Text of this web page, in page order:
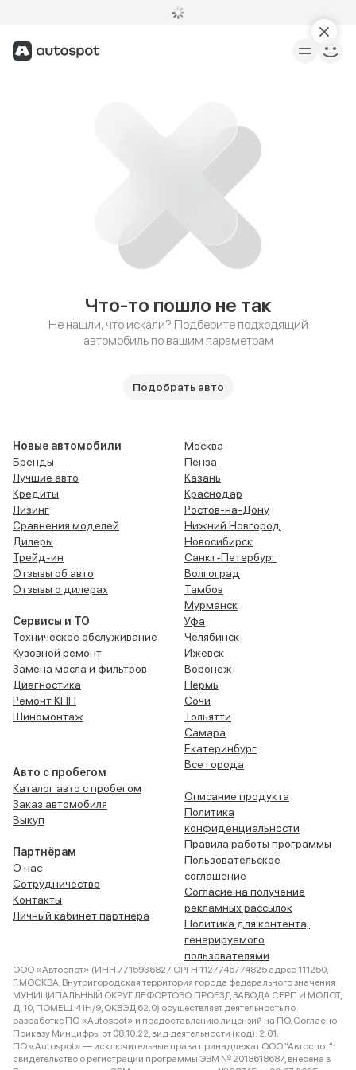
Что-то пошло не так
Не нашли, что искали? Подберите подходящий
автомобиль по вашим параметрам
Подобрать авто
Новые автомобили
Бренды
Лучшие авто
Кредиты
Лизинг
Сравнения моделей
Дилеры
Трейд-ин
Отзывы об авто
Отзывы о дилерах
Сервисы и ТО
Техническое обслуживание
Кузовной ремонт
Замена масла и фильтров
Диагностика
Ремонт КПП
Шиномонтаж
Авто с пробегом
Каталог авто с пробегом
Заказ автомобиля
Выкуп
Партнёрам
О нас
Сотрудничество
Контакты
Личный кабинет партнера
Москва
Пенза
Казань
Краснодар
Ростов-на-Дону
Нижний Новгород
Новосибирск
Санкт-Петербург
Волгоград
Тамбов
Мурманск
Уфа
Челябинск
Ижевск
Воронеж
Пермь
Сочи
Тольятти
Самара
Екатеринбург
Все города
Описание продукта
Политика
конфиденциальности
Правила работы программы
Пользовательское
соглашение
Согласие на получение
рекламных рассылок
Политика для контента,
генерируемого
пользователями
ООО «Автоспот» (ИНН 7715936827 ОРГН 1127746774825 адрес 111250,
Г.МОСКВА, Внутригородская территория города федерального значения
МУНИЦИПАЛЬНЫЙ ОКРУГ ЛЕФОРТОВО, ПРОЕЗД ЗАВОДА СЕРП И МОЛОТ,
Д. 10, ПОМЕЩ. 41Н/9, ОКВЭД 62.0) осуществляет деятельность по
разработке ПО «Autospot» и предоставлению лицензий на ПО. Согласно
Приказу Минцифры от 08.10.22, вид деятельности (код): 2.01.
ПО «Autospot» — исключительные права принадлежат ООО "Автоспот":
свидетельство о регистрации программы ЭВМ № 2018618687, внесена в